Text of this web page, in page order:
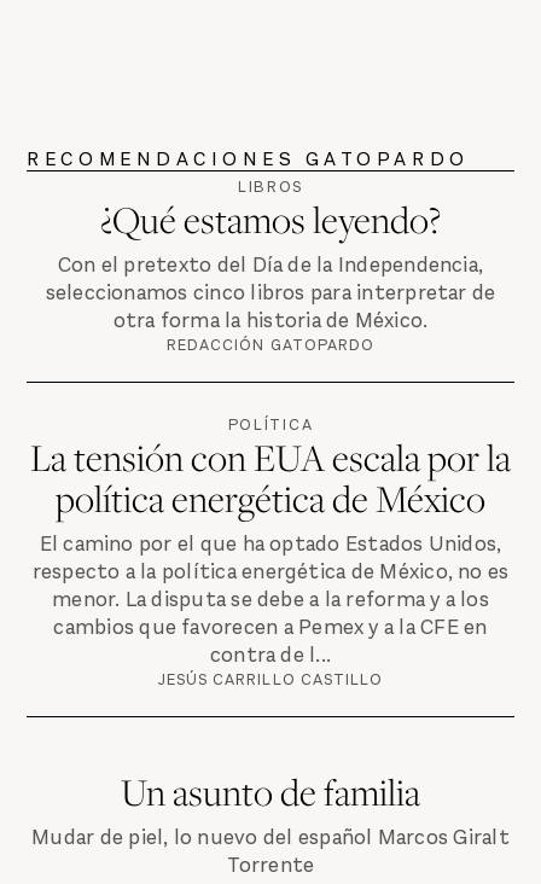
RECOMENDACIONES GATOPARDO
LIBROS
¿Qué estamos leyendo?
Con el pretexto del Día de la Independencia,
seleccionamos cinco libros para interpretar de
otra forma la historia de México.
REDACCIÓN GATOPARDO
POLÍTICA
La tensión con EUA escala por la
política energética de México
El camino por el que ha optado Estados Unidos,
respecto a la política energética de México, no es
menor. La disputa se debe a la reforma y a los
cambios que favorecen a Pemex y a la CFE en
contra de l...
JESÚS CARRILLO CASTILLO
Un asunto de familia
Mudar de piel, lo nuevo del español Marcos Giralt
Torrente